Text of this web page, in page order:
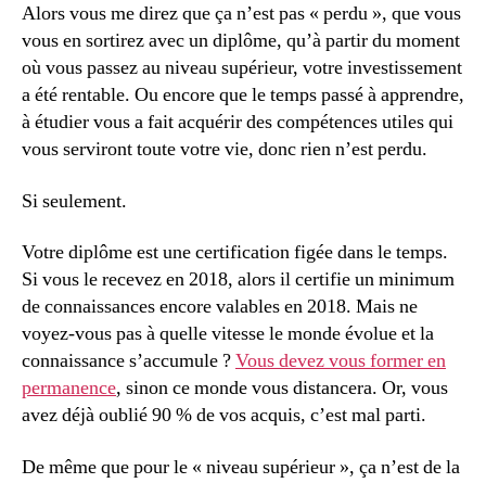
Alors vous me direz que ça n’est pas « perdu », que vous
vous en sortirez avec un diplôme, qu’à partir du moment
où vous passez au niveau supérieur, votre investissement
a été rentable. Ou encore que le temps passé à apprendre,
à étudier vous a fait acquérir des compétences utiles qui
vous serviront toute votre vie, donc rien n’est perdu.
Si seulement.
Votre diplôme est une certification figée dans le temps.
Si vous le recevez en 2018, alors il certifie un minimum
de connaissances encore valables en 2018. Mais ne
voyez-vous pas à quelle vitesse le monde évolue et la
connaissance s’accumule ?Vous devez vous former en
permanence, sinon ce monde vous distancera. Or, vous
avez déjà oublié 90 % de vos acquis, c’est mal parti.
De même que pour le « niveau supérieur », ça n’est de la